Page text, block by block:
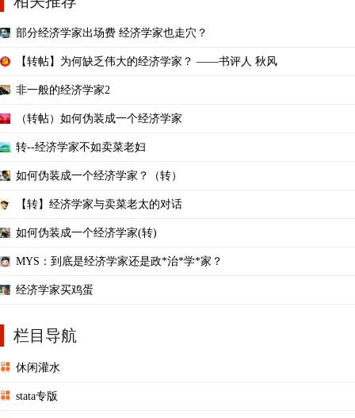
部分经济学家出场费 经济学家也走穴？
【转帖】为何缺乏伟大的经济学家？ ——书评人 秋风
非一般的经济学家2
（转帖）如何伪装成一个经济学家
转--经济学家不如卖菜老妇
如何伪装成一个经济学家？（转）
【转】经济学家与卖菜老太的对话
如何伪装成一个经济学家(转)
MYS：到底是经济学家还是政*治*学*家？
经济学家买鸡蛋
栏目导航
休闲灌水
stata专版